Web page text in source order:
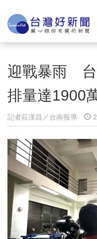
迎戰暴雨 台
排量達1900
記者莊漢昌／台南報導